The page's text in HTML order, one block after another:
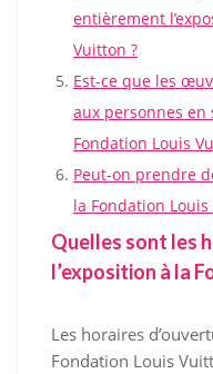
entièrement
Vuitton ?
Est-ce que les
aux personnes
Fondation Louis
Peut-on prendre
la Fondation Louis
Quelles sont les
l’exposition à la
Les horaires
Fondation Louis